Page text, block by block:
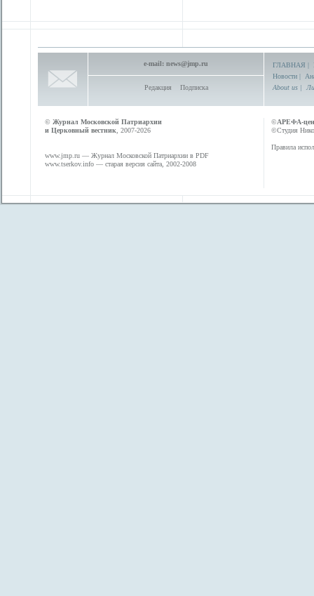
e-mail: news@jmp.ru
Редакция Подписка
ГЛАВНАЯ |
Новости |
About us |
© Журнал Московской Патриархии
и Церковный вестник , 2007-2026
www.jmp.ru — Журнал Московской Патриархии в PDF
www.tserkov.info — старая версия сайта, 2002-2008
©АРЕФА-
©Студия
Правила